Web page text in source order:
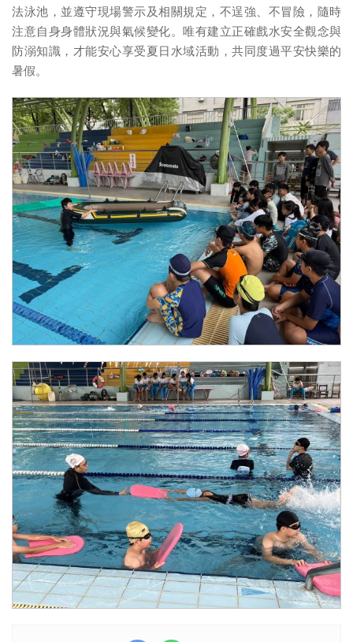
法泳池，並遵守現場警示及相關規定，不逞強、不冒險，隨時
注意自身身體狀況與氣候變化。唯有建立正確戲水安全觀念與
防溺知識，才能安心享受夏日水域活動，共同度過平安快樂的
暑假。